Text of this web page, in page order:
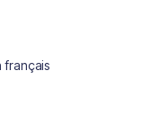
français